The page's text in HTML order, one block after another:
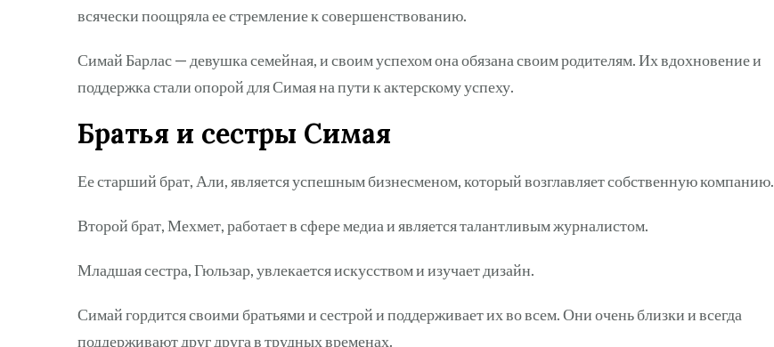
всячески поощряла ее стремление к совершенствованию.
Симай Барлас — девушка семейная, и своим успехом она обязана своим родителям. Их вдохновение и
поддержка стали опорой для Симая на пути к актерскому успеху.
Братья и сестры Симая
Ее старший брат, Али, является успешным бизнесменом, который возглавляет собственную компанию.
Второй брат, Мехмет, работает в сфере медиа и является талантливым журналистом.
Младшая сестра, Гюльзар, увлекается искусством и изучает дизайн.
Симай гордится своими братьями и сестрой и поддерживает их во всем. Они очень близки и всегда
поддерживают друг друга в трудных временах.